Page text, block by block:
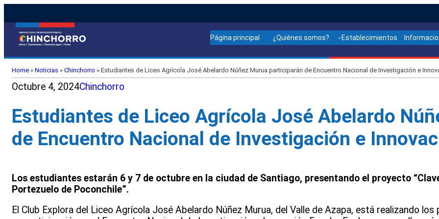
Página principal ¿Quiénes somos? Establecimientos
Home » Noticias » Chinchorro » Estudiantes de Liceo Agrícola José Abelardo Núñez Murua participarán de Encuentro Nacional de Investigación e
Octubre 4, 2024Chinchorro
Estudiantes de Liceo Agrícola José Abelardo
de Encuentro Nacional de Investigación e
Los estudiantes estarán 6 y 7 de octubre en la ciudad de Santiago, presentando el proyecto
Portezuelo de Poconchile”.
El Club Explora del Liceo Agrícola José Abelardo Núñez Murua, del Valle de Azapa, está realizando